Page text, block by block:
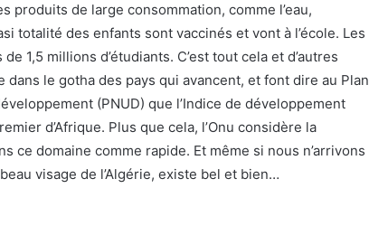
produits de large consommation, comme l’eau,
totalité des enfants sont vaccinés et vont à l’école. Les
1,5 millions d’étudiants. C’est tout cela et d’autres
dans le gotha des pays qui avancent, et font dire au Plan
(PNUD) que l’Indice de développement
d’Afrique. Plus que cela, l’Onu considère la
ce domaine comme rapide. Et même si nous n’arrivons
visage de l’Algérie, existe bel et bien…